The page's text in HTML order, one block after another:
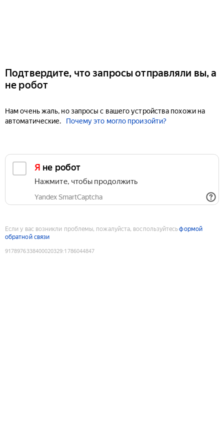
Подтвердите, что запросы отправляли вы, а
не робот
Нам очень жаль, но запросы с вашего устройства похожи на
автоматические.
Почему это могло произойти?
Я не робот
Нажмите, чтобы продолжить
Yandex SmartCaptcha
Если у вас возникли проблемы, пожалуйста, воспользуйтесьформой
обратной связи
9178976338400020329:1786044847